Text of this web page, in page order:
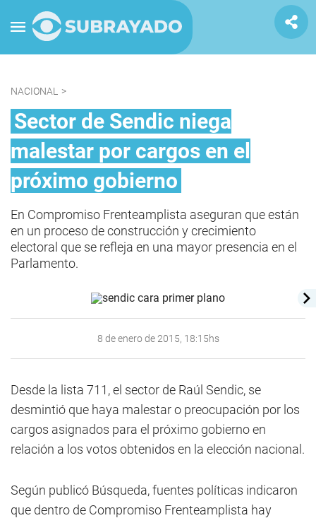
NACIONAL >
Sector de Sendic niega
malestar por cargos en el
próximo gobierno
En Compromiso Frenteamplista aseguran que están
en un proceso de construcción y crecimiento
electoral que se refleja en una mayor presencia en el
Parlamento.
8 de enero de 2015, 18:15hs
Desde la lista 711, el sector de Raúl Sendic, se
desmintió que haya malestar o preocupación por los
cargos asignados para el próximo gobierno en
relación a los votos obtenidos en la elección nacional.
Según publicó Búsqueda, fuentes políticas indicaron
que dentro de Compromiso Frenteamplista hay